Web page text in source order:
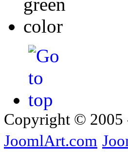
Copyright © 2005
JoomlArt.com